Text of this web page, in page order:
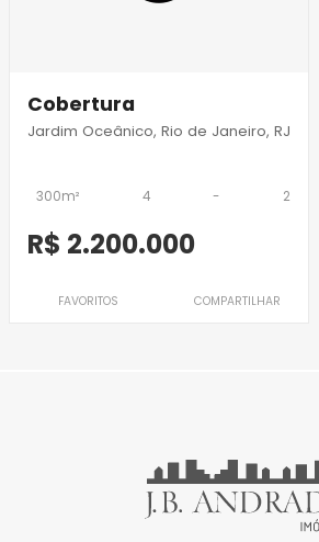
Cobertura
Jardim Oceânico, Rio de Janeiro, RJ
300m² 4 - 2
R$ 2.200.000
FAVORITOS COMPARTILHAR